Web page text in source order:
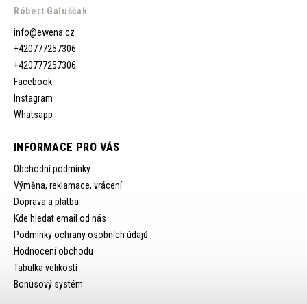
Róbert Galuščak
info@ewena.cz
+420777257306
+420777257306
Facebook
Instagram
Whatsapp
INFORMACE PRO VÁS
Obchodní podmínky
Výměna, reklamace, vrácení
Doprava a platba
Kde hledat email od nás
Podmínky ochrany osobních údajů
Hodnocení obchodu
Tabulka velikostí
Bonusový systém